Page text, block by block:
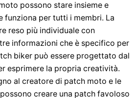
possono stare insieme e
funziona per tutti i membri. La
reso più individuale con
informazioni che è specifico per
biker può essere progettato dal
esprimere la propria creatività.
al creatore di patch moto e le
creare una patch favoloso